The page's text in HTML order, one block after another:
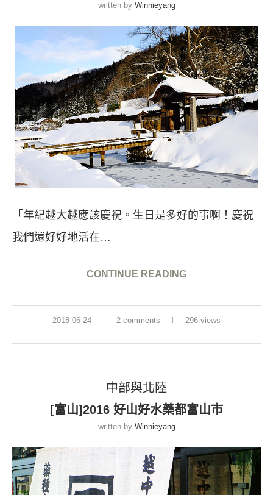
written by Winnieyang
「年紀越大越應該慶祝。生日是多好的事啊！慶祝
我們還好好地活在…
CONTINUE READING
2018-06-24 2 comments 296 views
中部與北陸
[富山]2016 好山好水藥都富山市
written by Winnieyang